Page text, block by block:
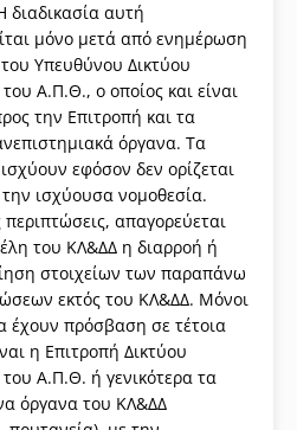
διαδικασία αυτή
μόνο μετά από ενημέρωση
Υπευθύνου Δικτύου
Α.Π.Θ., ο οποίος και είναι
την Επιτροπή και τα
όργανα. Τα
εφόσον δεν ορίζεται
ισχύουσα νομοθεσία.
περιπτώσεις, απαγορεύεται
του ΚΛ&ΔΔ η διαρροή ή
στοιχείων των παραπάνω
εκτός του ΚΛ&ΔΔ. Μόνοι
έχουν πρόσβαση σε τέτοια
η Επιτροπή Δικτύου
Α.Π.Θ. ή γενικότερα τα
όργανα του ΚΛ&ΔΔ